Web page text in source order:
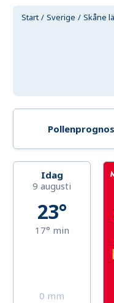
Start Sverige Skåne
Pollenprognos
Idag
9 augusti
23°
17° min
0 mm